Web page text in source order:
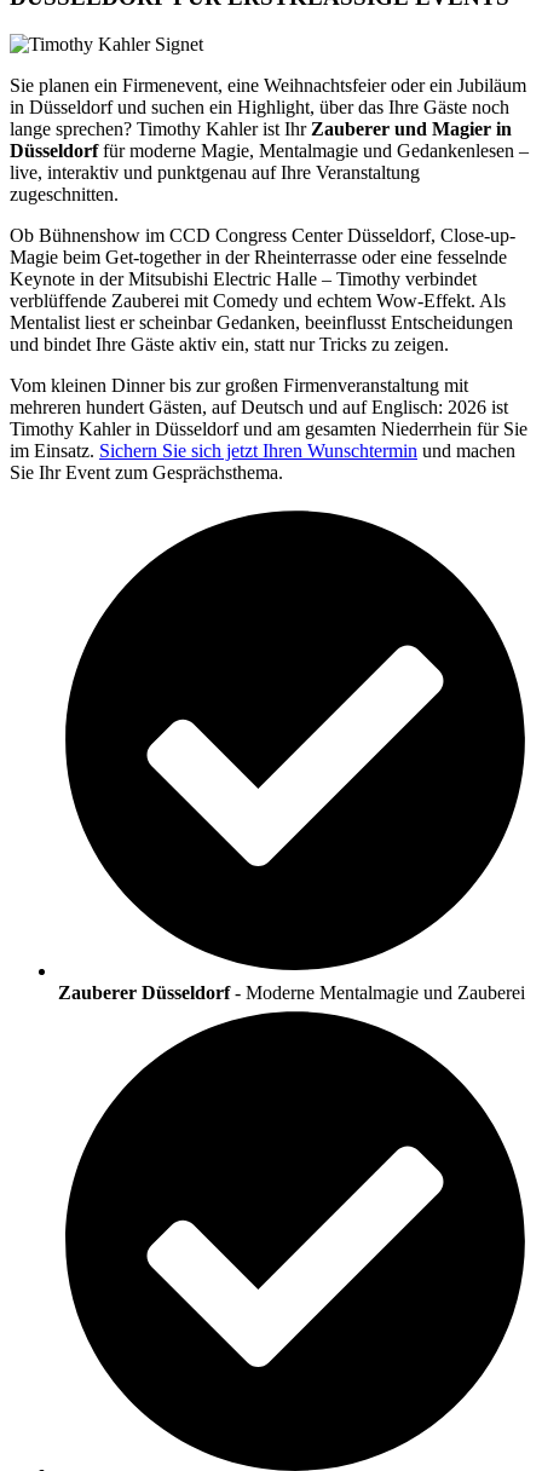
Sie planen ein Firmenevent, eine Weihnachtsfeier oder ein Jubiläum
in Düsseldorf und suchen ein Highlight, über das Ihre Gäste noch
lange sprechen? Timothy Kahler ist Ihr Zauberer und Magier in
Düsseldorffür moderne Magie, Mentalmagie und Gedankenlesen –
live, interaktiv und punktgenau auf Ihre Veranstaltung
zugeschnitten.
Ob Bühnenshow im CCD Congress Center Düsseldorf, Close-up-
Magie beim Get-together in der Rheinterrasse oder eine fesselnde
Keynote in der Mitsubishi Electric Halle – Timothy verbindet
verblüffende Zauberei mit Comedy und echtem Wow-Effekt. Als
Mentalist liest er scheinbar Gedanken, beeinflusst Entscheidungen
und bindet Ihre Gäste aktiv ein, statt nur Tricks zu zeigen.
Vom kleinen Dinner bis zur großen Firmenveranstaltung mit
mehreren hundert Gästen, auf Deutsch und auf Englisch: 2026 ist
Timothy Kahler in Düsseldorf und am gesamten Niederrhein für Sie
im Einsatz. Sichern Sie sich jetzt Ihren Wunschtermin und machen
Sie Ihr Event zum Gesprächsthema.
Zauberer Düsseldorf- Moderne Mentalmagie und Zauberei